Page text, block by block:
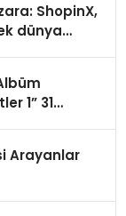
ShopinX,
dünya
1” 31
Arayanlar